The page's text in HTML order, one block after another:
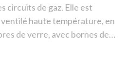
circuits de gaz. Elle est
haute température, en
de verre, avec bornes de